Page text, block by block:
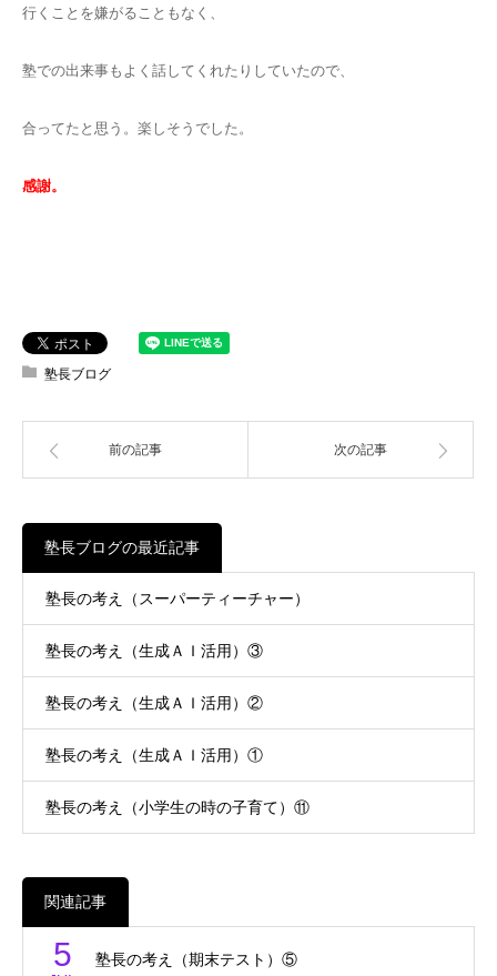
行くことを嫌がることもなく、
塾での出来事もよく話してくれたりしていたので、
合ってたと思う。楽しそうでした。
感謝。
塾長ブログ
前の記事 次の記事
塾長ブログの最近記事
塾長の考え（スーパーティーチャー）
塾長の考え（生成ＡＩ活用）③
塾長の考え（生成ＡＩ活用）②
塾長の考え（生成ＡＩ活用）①
塾長の考え（小学生の時の子育て）⑪
関連記事
5 塾長の考え（期末テスト）⑤